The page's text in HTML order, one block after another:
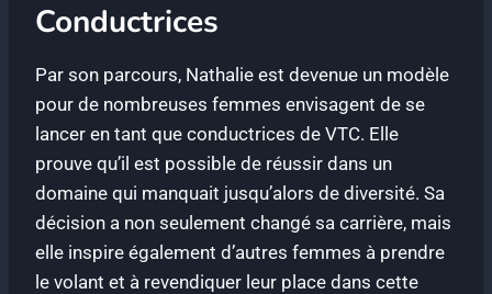
Conductrices
Par son parcours, Nathalie est devenue un modèle
pour de nombreuses femmes envisagent de se
lancer en tant que conductrices de VTC. Elle
prouve qu’il est possible de réussir dans un
domaine qui manquait jusqu’alors de diversité. Sa
décision a non seulement changé sa carrière, mais
elle inspire également d’autres femmes à prendre
le volant et à revendiquer leur place dans cette